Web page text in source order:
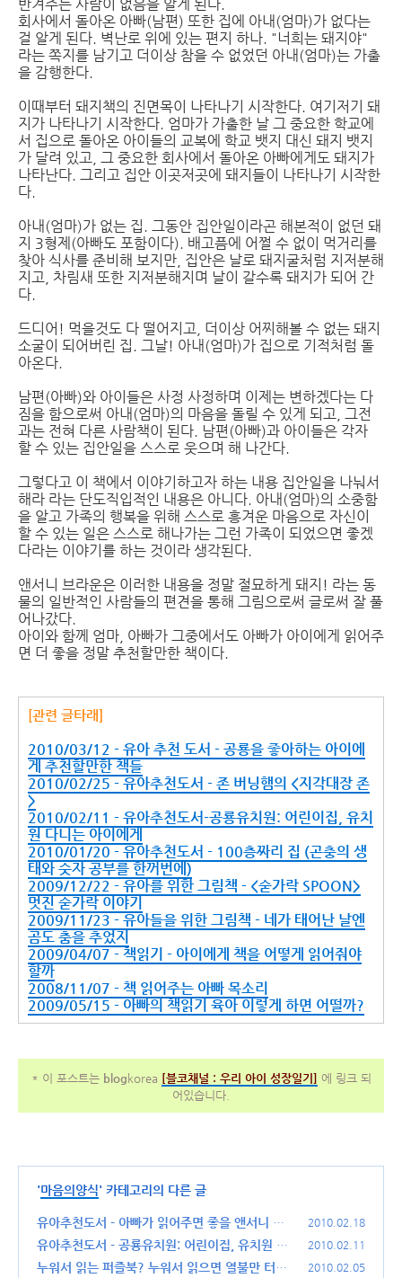
반겨주는 사람이 없음을 알게 된다.
회사에서 돌아온 아빠(남편) 또한 집에 아내(엄마)가 없다는
걸 알게 된다. 벽난로 위에 있는 편지 하나. "너희는 돼지야"
라는 쪽지를 남기고 더이상 참을 수 없었던 아내(엄마)는 가출
을 감행한다.
이때부터 돼지책의 진면목이 나타나기 시작한다. 여기저기 돼
지가 나타나기 시작한다. 엄마가 가출한 날 그 중요한 학교에
서 집으로 돌아온 아이들의 교복에 학교 뱃지 대신 돼지 뱃지
가 달려 있고, 그 중요한 회사에서 돌아온 아빠에게도 돼지가
나타난다. 그리고 집안 이곳저곳에 돼지들이 나타나기 시작한
다.
아내(엄마)가 없는 집. 그동안 집안일이라곤 해본적이 없던 돼
지 3형제(아빠도 포함이다). 배고픔에 어쩔 수 없이 먹거리를
찾아 식사를 준비해 보지만, 집안은 날로 돼지굴처럼 지저분해
지고, 차림새 또한 지저분해지며 날이 갈수록 돼지가 되어 간
다.
드디어! 먹을것도 다 떨어지고, 더이상 어찌해볼 수 없는 돼지
소굴이 되어버린 집. 그날! 아내(엄마)가 집으로 기적처럼 돌
아온다.
남편(아빠)와 아이들은 사정 사정하며 이제는 변하겠다는 다
짐을 함으로써 아내(엄마)의 마음을 돌릴 수 있게 되고, 그전
과는 전혀 다른 사람책이 된다. 남편(아빠)과 아이들은 각자
할 수 있는 집안일을 스스로 웃으며 해 나간다.
그렇다고 이 책에서 이야기하고자 하는 내용 집안일을 나눠서
해라 라는 단도직입적인 내용은 아니다. 아내(엄마)의 소중함
을 알고 가족의 행복을 위해 스스로 흥겨운 마음으로 자신이
할 수 있는 일은 스스로 해나가는 그런 가족이 되었으면 좋겠
다라는 이야기를 하는 것이라 생각된다.
앤서니 브라운은 이러한 내용을 정말 절묘하게 돼지! 라는 동
물의 일반적인 사람들의 편견을 통해 그림으로써 글로써 잘 풀
어나갔다.
아이와 함께 엄마, 아빠가 그중에서도 아빠가 아이에게 읽어주
면 더 좋을 정말 추천할만한 책이다.
[관련 글타래]
2010/03/12 - 유아 추천 도서 - 공룡을 좋아하는 아이에
게 추천할만한 책들
2010/02/25 - 유아추천도서 - 존 버닝햄의 <지각대장 존
>
2010/02/11 - 유아추천도서-공룡유치원: 어린이집, 유치
원 다니는 아이에게
2010/01/20 - 유아추천도서 - 100층짜리 집 (곤충의 생
태와 숫자 공부를 한꺼번에)
2009/12/22 - 유아를 위한 그림책 - <숟가락 SPOON>
멋진 숟가락 이야기
2009/11/23 - 유아들을 위한 그림책 - 네가 태어난 날엔
곰도 춤을 추었지
2009/04/07 - 책읽기 - 아이에게 책을 어떻게 읽어줘야
할까
2008/11/07 - 책 읽어주는 아빠 목소리
2009/05/15 - 아빠의 책읽기 육아 이렇게 하면 어떨까?
* 이 포스트는 blog korea [블코채널 : 우리 아이 성장일기] 에 링크 되
어있습니다.
'마음의양식' 카테고리의 다른 글
유아추천도서 - 아빠가 읽어주면 좋을 앤서니 브
라운의 고릴라
(14)
2010.02.18
유아추천도서 - 공룡유치원: 어린이집, 유치원 다
니는 아이에게
(22)
2010.02.11
누워서 읽는 퍼즐북? 누워서 읽으면 열불만 터지
2010.02.05